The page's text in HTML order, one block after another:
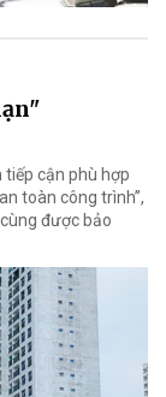
tiếp cận phù hợp
toàn công trình”,
được bảo